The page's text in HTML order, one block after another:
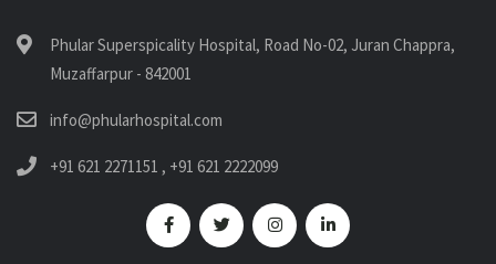
Phular Superspicality Hospital, Road No-02, Juran Chappra,
Muzaffarpur - 842001
info@phularhospital.com
+91 621 2271151 , +91 621 2222099